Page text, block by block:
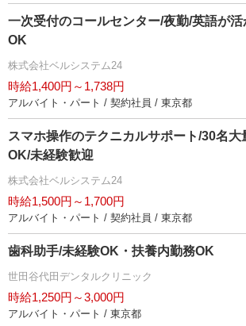
一次受付のコールセンター/夜勤/英語が
OK
株式会社ベルシステム24
時給1,400円～1,738円
アルバイト・パート / 契約社員 / 東京都
スマホ操作のテクニカルサポート/30名大
OK/未経験歓迎
株式会社ベルシステム24
時給1,500円～1,700円
アルバイト・パート / 契約社員 / 東京都
歯科助手/未経験OK・扶養内勤務OK
世田谷代田デンタルクリニック
時給1,250円～3,000円
アルバイト・パート / 東京都